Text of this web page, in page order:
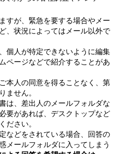
すが、緊急を要する場合やメー
、状況によってはメール以外で
個人が特定できないように編集
ページなどで紹介することがあ
本人の同意を得ることなく、第
ません。
は、差出人のメールフォルダな
要があれば、デスクトップなど
ださい。
などをされている場合、回答の
メールフォルダに入ってしまう